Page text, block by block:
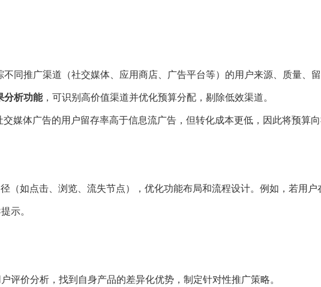
同推广渠道（社交媒体、应用商店、广告平台等）的用户来源、质量、
分析功能，可识别高价值渠道并优化预算分配，剔除低效渠道。
媒体广告的用户留存率高于信息流广告，但转化成本更低，因此将预算向
（如点击、浏览、流失节点），优化功能布局和流程设计。例如，若用
示。
评价分析，找到自身产品的差异化优势，制定针对性推广策略。